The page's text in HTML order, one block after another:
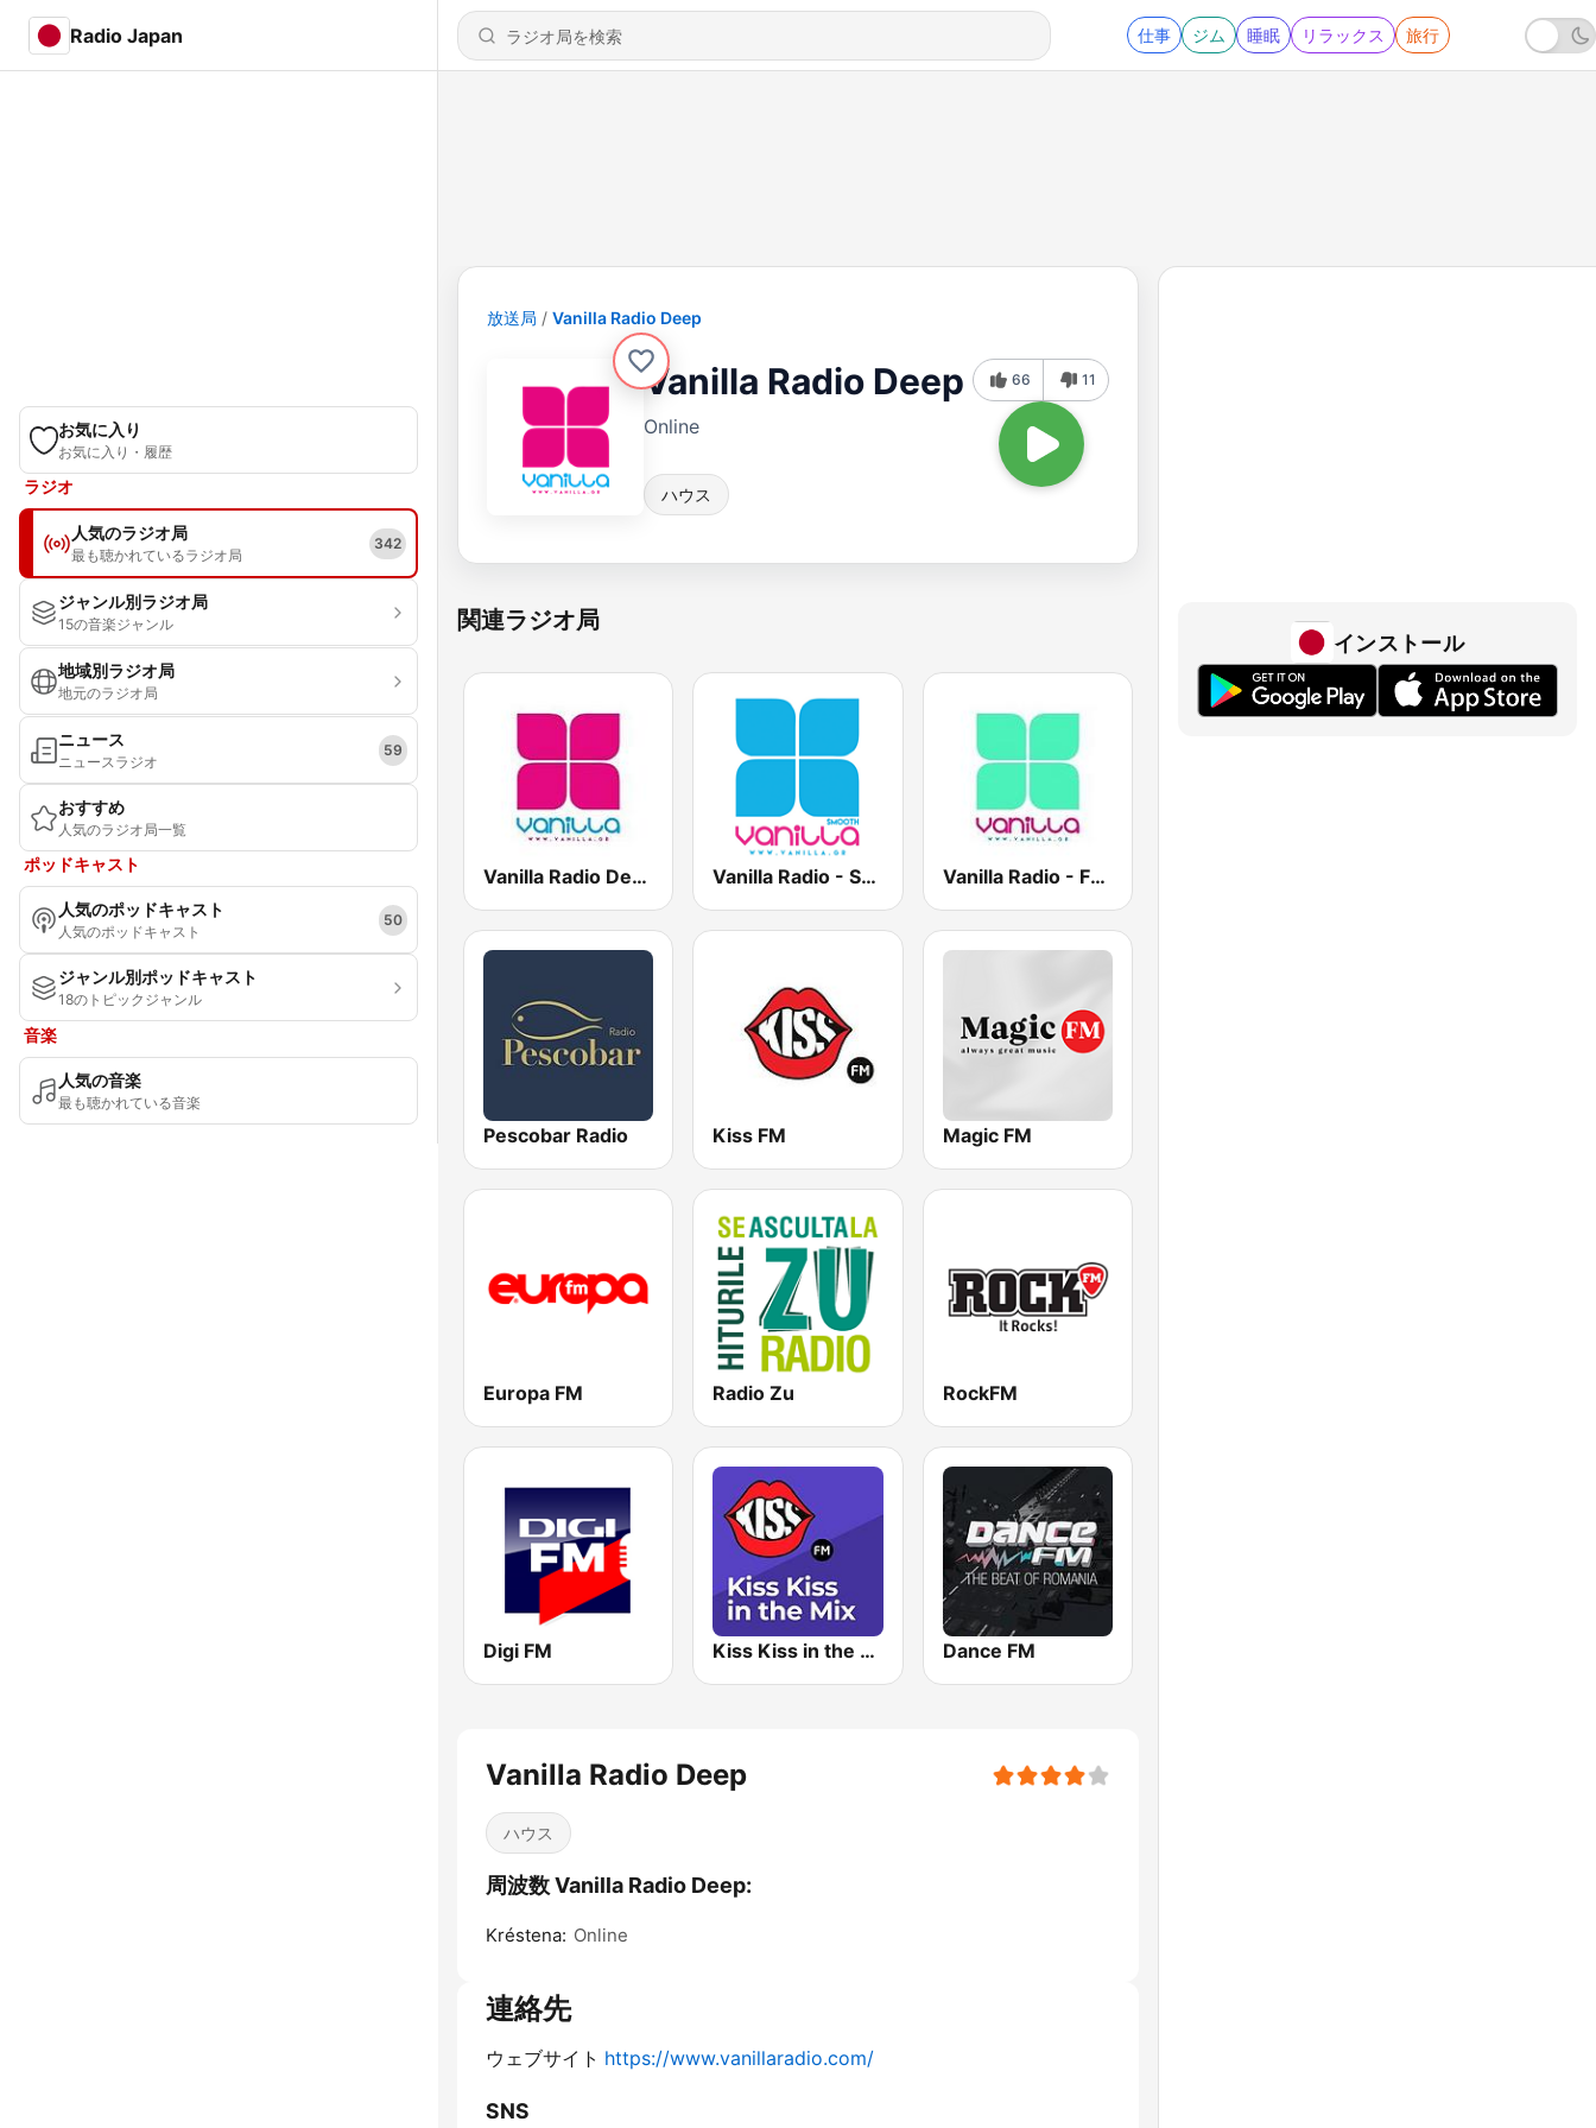
Radio Japan 仕事 ジム 睡眠 リラックス 旅行
お気に入り
お気に入り・履歴
ラジオ
人気のラジオ局
最も聴かれているラジオ局
342
ジャンル別ラジオ局
15の音楽ジャンル
地域別ラジオ局
地元のラジオ局
ニュース
ニュースラジオ
59
おすすめ
人気のラジオ局一覧
ポッドキャスト
人気のポッドキャスト
人気のポッドキャスト
50
ジャンル別ポッドキャスト
18のトピックジャンル
音楽
人気の音楽
最も聴かれている音楽
放送局 Vanilla Radio Deep
Vanilla Radio Deep
Online
ハウス
66 11
関連ラジオ局
Vanilla Radio Deep Flavors Vanilla Radio - Smooth Flavors Vanilla Radio - Fresh Flavors
Pescobar Radio Kiss FM Magic FM
Europa FM Radio Zu RockFM
Digi FM Kiss Kiss in the Mix Radio Dance FM
Vanilla Radio Deep
ハウス
周波数 Vanilla Radio Deep:
Kréstena: Online
連絡先
ウェブサイト https://www.vanillaradio.com/
SNS
インストール